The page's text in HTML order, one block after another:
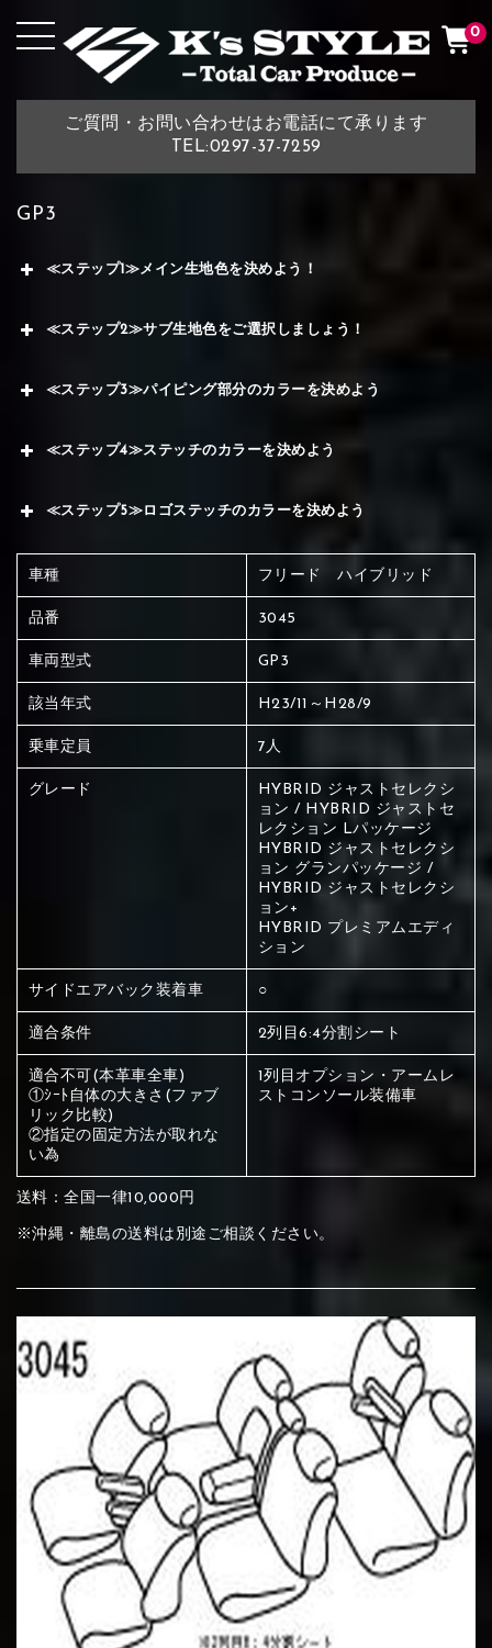
ご質問・お問い合わせはお電話にて承ります
TEL:0297-37-7259
0
GP3
≪ステップ1≫メイン生地色を決めよう！
赤く塗られている場所を選択
ください
メイン生地は下記16種類からご選択ください。
④Brown ⑤Dark Brown ⑥Yellow
⑦Blue ⑧Orange ⑨Pink
≪ステップ2≫サブ生地色をご選択しましょう！
赤く塗られている部分にカラ
ー選択ください
サブ生地は下記16種類からご選択ください。
①Beige ②Gray ③Red
④Brown ⑤Dark Brown ⑥Yellow
⑧Orange
≪ステップ3≫パイピング部分のカラーを決めよう
赤く塗られている場所を選択
ください
①Beige ②Gray ③Red
④Brown ⑤Dark Brown ⑥Yellow
≪ステップ4≫ステッチのカラーを決めよう
赤く塗られている場所を選択
ください
①Black ②Gray ③Light gray
⑤Ivory
≪ステップ5≫ロゴステッチのカラーを決めよう
赤く塗られている場所を選択
刺繍は下記21種類からご選択ください。
①Black ②Gray ③Light gray
⑤Ivory
車種 フリード ハイブリッド
品番 3045
車両型式 GP3
該当年式 H23/11～H28/9
乗車定員 7人
グレード
HYBRID ジャストセレクシ
ョン / HYBRID ジャストセ
レクション Lパッケージ
HYBRID ジャストセレクシ
ョン グランパッケージ /
HYBRID ジャストセレクシ
ョン+
HYBRID プレミアムエディ
ション
サイドエアバック装着車 ○
適合条件 2列目6:4分割シート
適合不可(本革車全車)
①ｼｰﾄ自体の大きさ(ファブ
リック比較)
②指定の固定方法が取れな
い為
1列目オプション・アームレ
ストコンソール装備車
送料：全国一律10,000円
※沖縄・離島の送料は別途ご相談ください。